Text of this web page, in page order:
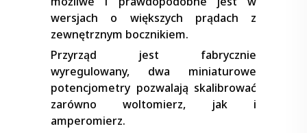
wersjach o większych prądach z
zewnętrznym bocznikiem.
Przyrząd jest fabrycznie
wyregulowany, dwa miniaturowe
potencjometry pozwalają skalibrować
zarówno woltomierz, jak i
amperomierz.